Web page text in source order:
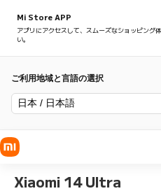
Mi Store APP
アプリにアクセスして、スムーズなショッピング
い。
ご利用地域と言語の選択
日本 / 日本語
Xiaomi 14 Ultra